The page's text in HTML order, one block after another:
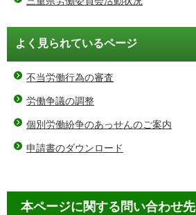
よく見られているページ
不当労働行為の審査
労働争議の調整
個別労働紛争のあっせんのご案内
申請書のダウンロード
本ページに関する問い合わせ先